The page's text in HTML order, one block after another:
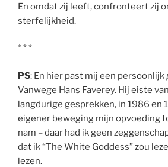
En omdat zij leeft, confronteert zij
sterfelijkheid.
* * *
PS: En hier past mij een persoonlijk
Vanwege Hans Faverey. Hij eiste
langdurige gesprekken, in 1986 en
eigener beweging mijn opvoeding
nam – daar had ik geen
dat ik “The White Goddess” zou
lezen.